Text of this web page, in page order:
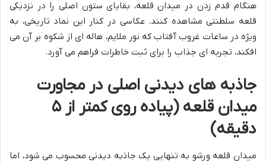
هنگام قدم زدن در میدان قلعه، بقایای ستون اصلی را در نزدیکی
قلعه سلطنتی مشاهده کنند. عکاسی در کنار این نماد تاریخی، به
ویژه در ساعات غروب آفتاب که نور ملایم، هاله ای از شکوه بر آن می
افکند، تجربه ای جذاب را برای ثبت خاطرات فراهم می آورد.
جاذبه های دیدنی اصلی در مجاورت
میدان قلعه (پیاده روی کمتر از ۵
دقیقه)
میدان قلعه ورشو به تنهایی یک جاذبه دیدنی محسوب می شود، اما